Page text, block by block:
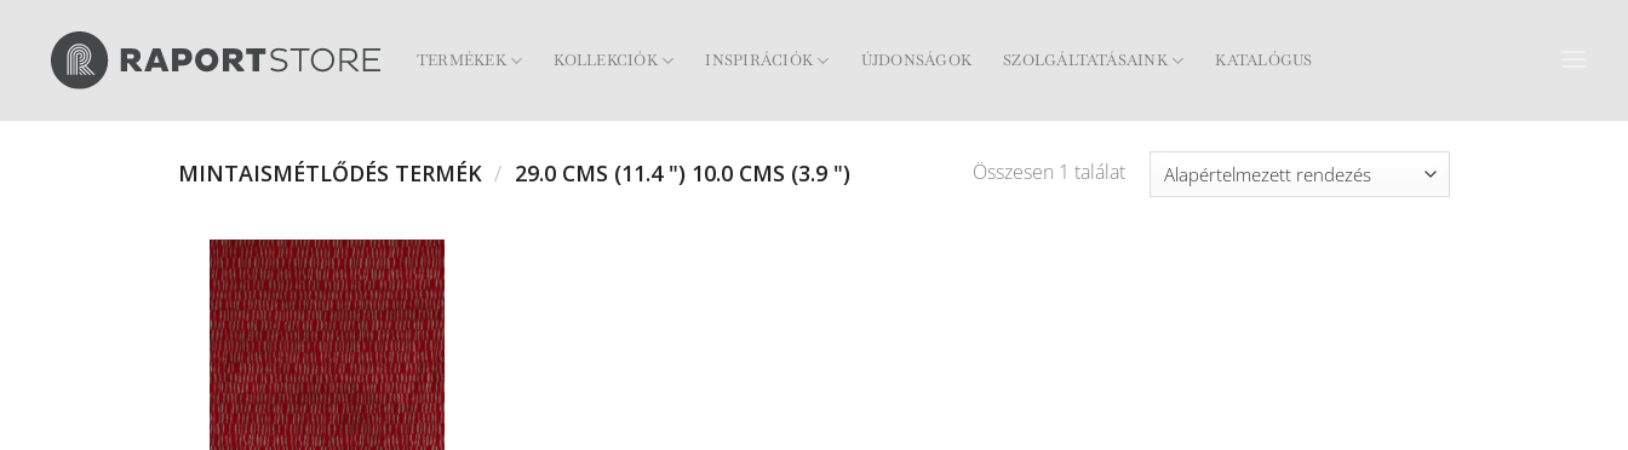
content
TERMÉKEK KOLLEKCIÓK INSPIRÁCIÓK ÚJDONSÁGOK SZOLGÁLTATÁSAINK KATALÓGUS
MINTAISMÉTLŐDÉS TERMÉK / 29.0 CMS (11.4 ") 10.0 CMS (3.9 ") Összesen 1 találat